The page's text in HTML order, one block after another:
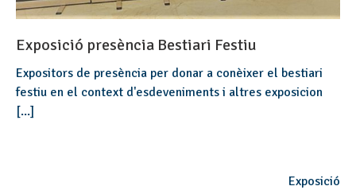
Exposició presència Bestiari Festiu
Expositors de presència per donar a conèixer el bestiari
festiu en el context d'esdeveniments i altres exposicion
[...]
Exposició